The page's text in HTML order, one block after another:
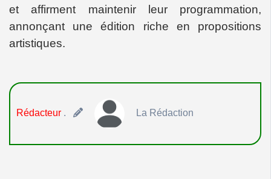
et affirment maintenir leur programmation,
annonçant une édition riche en propositions
artistiques.
Rédacteur . La Rédaction